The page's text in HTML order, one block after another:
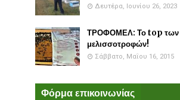
Δευτέρα, Ιουνίου 26, 2023
ΤΡΟΦΟΜΕΛ: Το top των
μελισσοτροφών!
Σάββατο, Μαΐου 16, 2015
Φόρμα επικοινωνίας